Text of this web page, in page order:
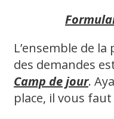
L’ensemble de
des demandes
Camp de jour.
place, il vous